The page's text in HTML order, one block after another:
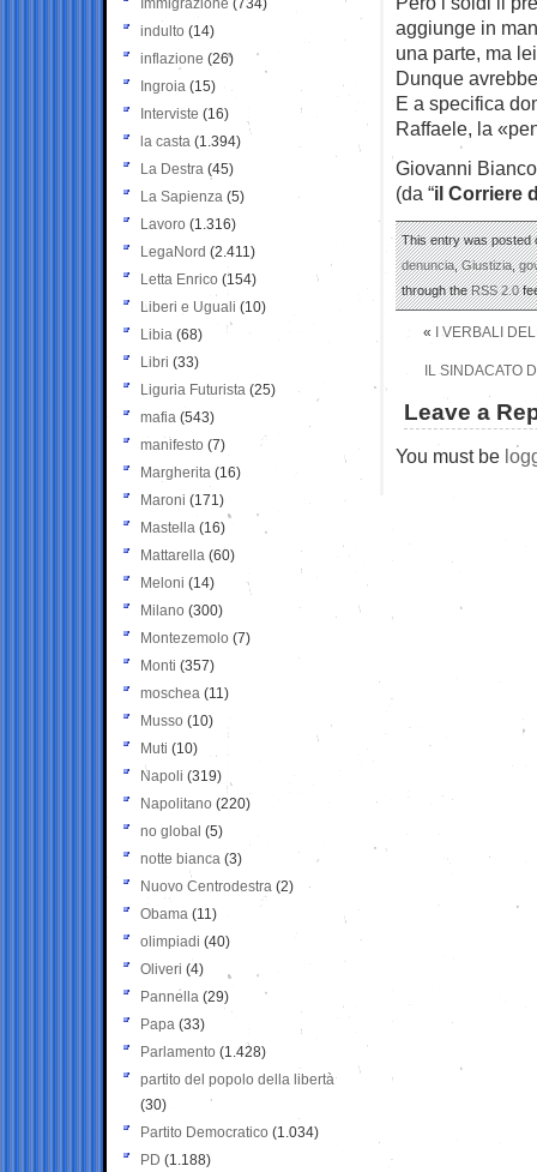
aggiunge in
una parte, ma
Dunque
E a specifica
Raffaele, la
Giovanni
(da “il Corriere
This entry was posted
denuncia,Giustizia,
through theRSS 2.0
« I VERBALI
IL SINDACATO
Leave a
You must be
Immigrazione (734)
indulto (14)
inflazione (26)
Ingroia (15)
Interviste (16)
la casta (1.394)
La Destra (45)
La Sapienza (5)
Lavoro (1.316)
LegaNord (2.411)
Letta Enrico (154)
Liberi e Uguali (10)
Libia (68)
Libri (33)
Liguria Futurista (25)
mafia (543)
manifesto (7)
Margherita (16)
Maroni (171)
Mastella (16)
Mattarella (60)
Meloni (14)
Milano (300)
Montezemolo (7)
Monti (357)
moschea (11)
Musso (10)
Muti (10)
Napoli (319)
Napolitano (220)
no global (5)
notte bianca (3)
Nuovo Centrodestra (2)
Obama (11)
olimpiadi (40)
Oliveri (4)
Pannella (29)
Papa (33)
Parlamento (1.428)
partito del popolo della libertà
(30)
Partito Democratico (1.034)
PD (1.188)